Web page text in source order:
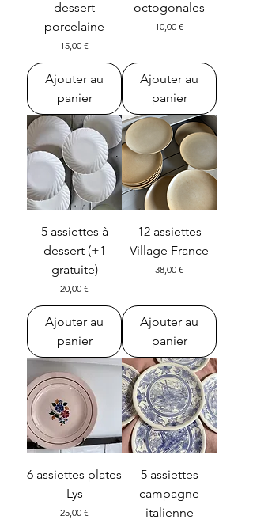
dessert
porcelaine
Prix
15,00 €
Ajouter au
panier
octogonales
Prix
10,00 €
Ajouter au
panier
5 assiettes à
dessert (+1
gratuite)
Prix
20,00 €
Ajouter au
panier
12 assiettes
Village France
Prix
38,00 €
Ajouter au
panier
6 assiettes plates
Lys
Prix
25,00 €
5 assiettes
campagne
italienne